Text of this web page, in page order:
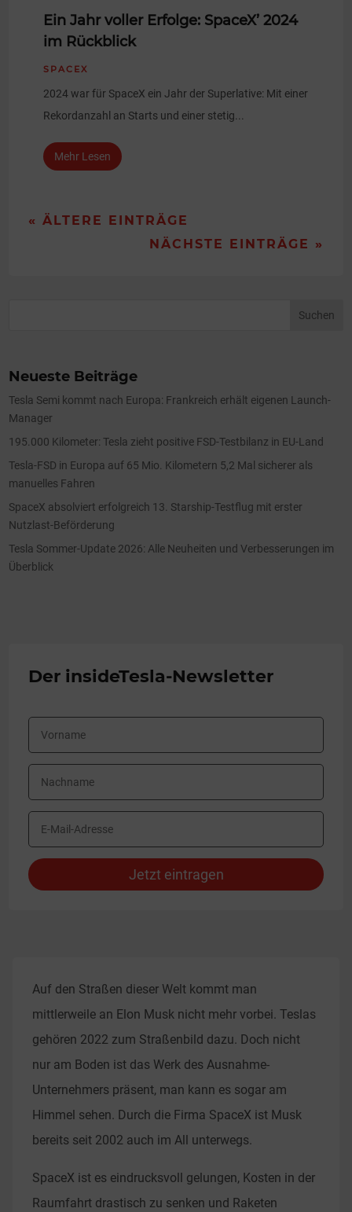
Ein Jahr voller Erfolge: SpaceX’ 2024
im Rückblick
SPACEX
2024 war für SpaceX ein Jahr der Superlative: Mit einer
Rekordanzahl an Starts und einer stetig...
Mehr Lesen
« ÄLTERE EINTRÄGE
NÄCHSTE EINTRÄGE »
Neueste Beiträge
Tesla Semi kommt nach Europa: Frankreich erhält eigenen Launch-
Manager
195.000 Kilometer: Tesla zieht positive FSD-Testbilanz in EU-Land
Tesla-FSD in Europa auf 65 Mio. Kilometern 5,2 Mal sicherer als
manuelles Fahren
SpaceX absolviert erfolgreich 13. Starship-Testflug mit erster
Nutzlast-Beförderung
Tesla Sommer-Update 2026: Alle Neuheiten und Verbesserungen im
Überblick
Der insideTesla-Newsletter
Jetzt eintragen
Auf den Straßen dieser Welt kommt man
mittlerweile an Elon Musk nicht mehr vorbei. Teslas
gehören 2022 zum Straßenbild dazu. Doch nicht
nur am Boden ist das Werk des Ausnahme-
Unternehmers präsent, man kann es sogar am
Himmel sehen. Durch die Firma SpaceX ist Musk
bereits seit 2002 auch im All unterwegs.
SpaceX ist es eindrucksvoll gelungen, Kosten in der
Raumfahrt drastisch zu senken und Raketen